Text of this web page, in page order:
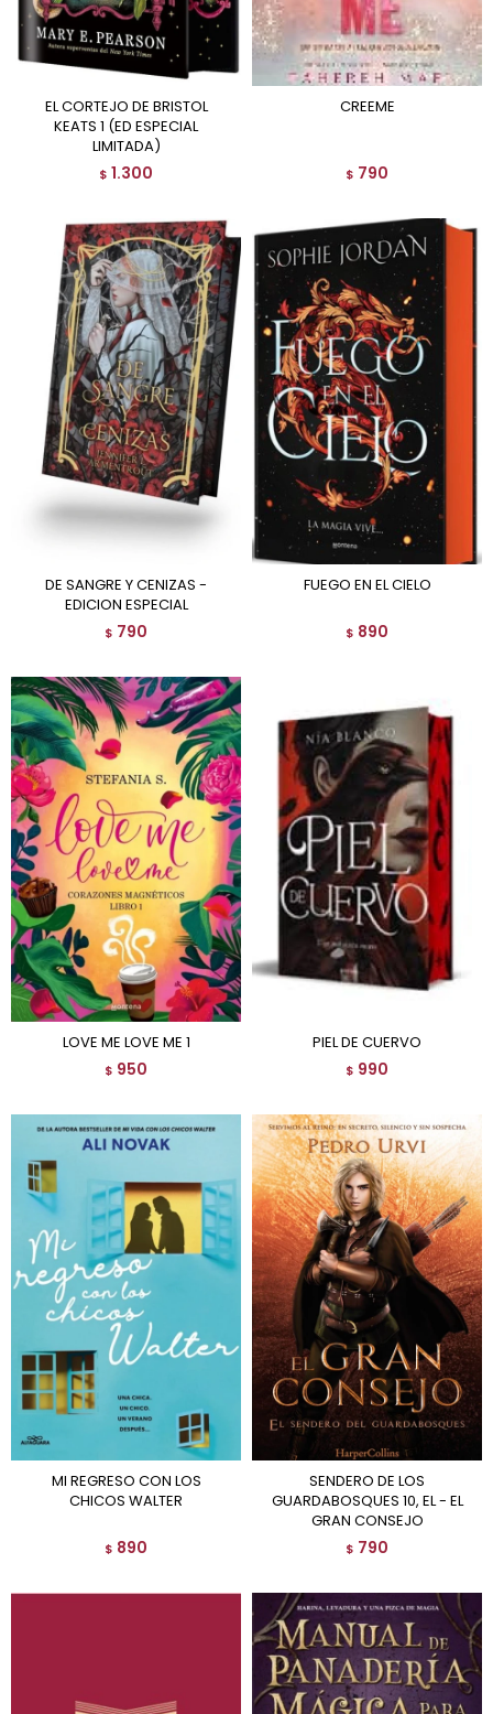
EL CORTEJO DE BRISTOL
KEATS 1 (ED ESPECIAL
LIMITADA)
$ 1.300
CREEME
$ 790
DE SANGRE Y CENIZAS -
EDICION ESPECIAL
$ 790
FUEGO EN EL CIELO
$ 890
LOVE ME LOVE ME 1
$ 950
PIEL DE CUERVO
$ 990
MI REGRESO CON LOS
CHICOS WALTER
$ 890
SENDERO DE LOS
GUARDABOSQUES 10, EL - EL
GRAN CONSEJO
$ 790